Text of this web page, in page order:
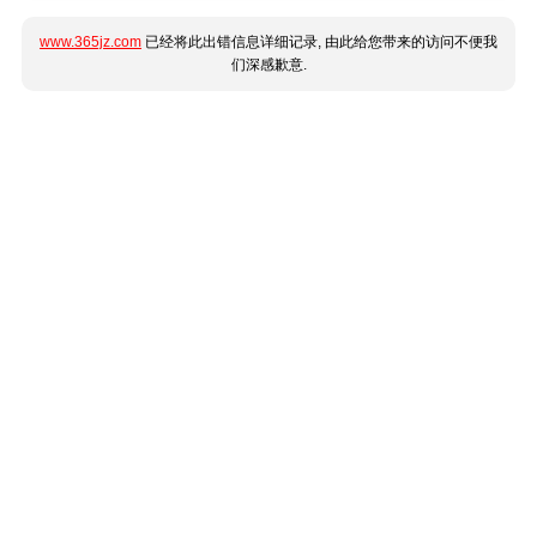
www.365jz.com 已经将此出错信息详细记录, 由此给您带来的访问不便我
们深感歉意.